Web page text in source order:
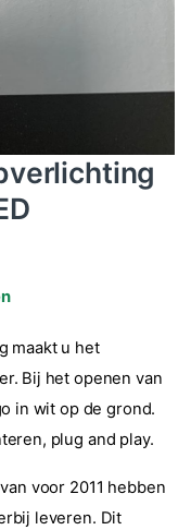
maakt u het
Bij het openen van
in wit op de grond.
plug and play.
voor 2011 hebben
leveren. Dit